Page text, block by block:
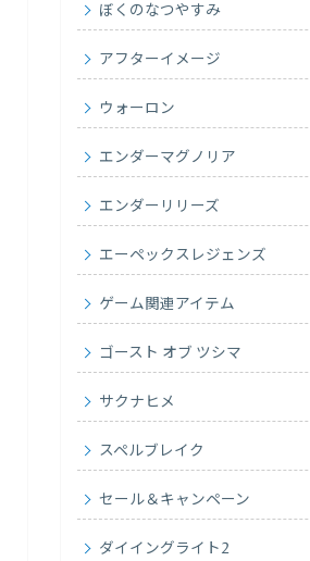
ぼくのなつやすみ
アフターイメージ
ウォーロン
エンダーマグノリア
エンダーリリーズ
エーペックスレジェンズ
ゲーム関連アイテム
ゴースト オブ ツシマ
サクナヒメ
スペルブレイク
セール＆キャンペーン
ダイイングライト2